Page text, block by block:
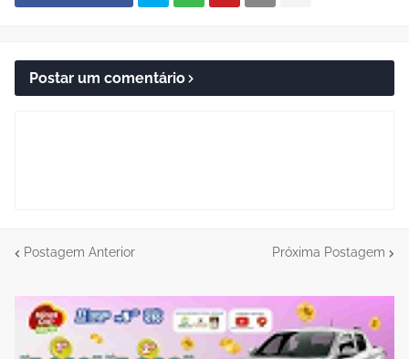
Postar um comentário
Postagem Anterior Próxima Postagem